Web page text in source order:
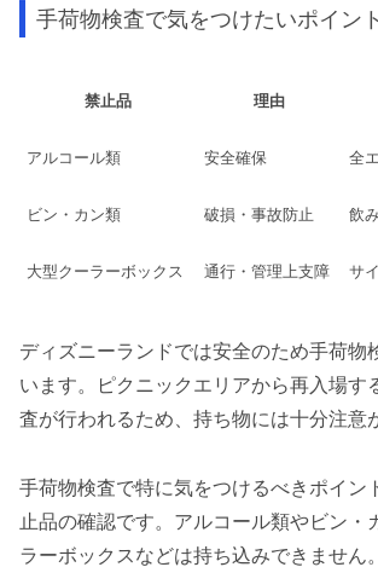
手荷物検査で気をつけたいポイント
禁止品 理由
アルコール類 安全確保 全
ビン・カン類 破損・事故防止 飲
大型クーラーボックス 通行・管理上支障 サ
ディズニーランドでは安全のため手荷物
います。ピクニックエリアから再入場す
査が行われるため、持ち物には十分注意
手荷物検査で特に気をつけるべきポイン
止品の確認です。アルコール類やビン・
ラーボックスなどは持ち込みできません